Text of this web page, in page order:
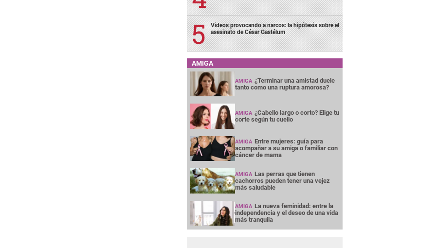
Videos provocando a narcos: la hipótesis sobre el
asesinato de César Gastélum
AMIGA
AMIGA ¿Terminar una amistad duele
tanto como una ruptura amorosa?
AMIGA ¿Cabello largo o corto? Elige tu
corte según tu cuello
AMIGA Entre mujeres: guía para
acompañar a su amiga o familiar con
cáncer de mama
AMIGA Las perras que tienen
cachorros pueden tener una vejez
más saludable
AMIGA La nueva feminidad: entre la
independencia y el deseo de una vida
más tranquila